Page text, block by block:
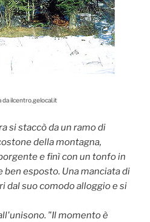
da ilcentro.gelocal.it
si staccò da un ramo di
della montagna,
e finì con un tonfo in
ben esposto. Una manciata di
dal suo comodo alloggio e si
"Il momento è